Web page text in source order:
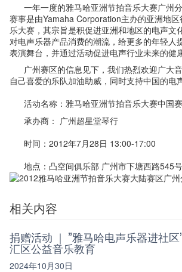
一年一度的雅马哈亚洲节拍音乐大赛广州
赛事是由Yamaha Corporation主办的亚洲地
乐大赛，其宗旨是积促进亚洲和地区的电声文
对电声乐器产品消费的潮流，给更多的年轻人
表演舞台，并通过活动促进电声行业未来的健
广州赛区的信息见下，我们热烈欢迎广大
自己喜爱的乐队加油助威，同时支持中国的电
活动名称：雅马哈亚洲节拍音乐大赛中国
承办商： 广州超星堂琴行
时间：2012年7月28日 13:00-17:00
地点：凸空间俱乐部 广州市下塘西路545
相关内容
捐赠活动 ｜ ”雅马哈电声乐器进社
汇区公益音乐教育
2024年10月30日